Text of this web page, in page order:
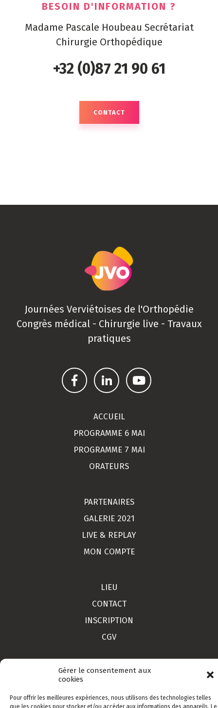
Gérer le consentement aux
cookies
Pour offrir les meilleures expériences, nous utilisons des technologies telles
que les cookies pour stocker et/ou accéder aux informations des appareils. Le
BESOIN D'INFORMATION ?
Madame Pascale Houbeau Secrétariat
Chirurgie Orthopédique
+32 (0)87 21 90 61
CONTACT
Journées Verviétoises de l'Orthopédie
Congrès médical - Chirurgie live - Travaux
pratiques
ACCUEIL
PROGRAMME 6 MAI
PROGRAMME 7 MAI
ORATEURS
PARTENAIRES
GALERIE 2021
LIVE & REPLAY
MON COMPTE
LIEU
CONTACT
INSCRIPTION
CGV
Grafikin
Push Créatifs. Tout droit réservés 2022